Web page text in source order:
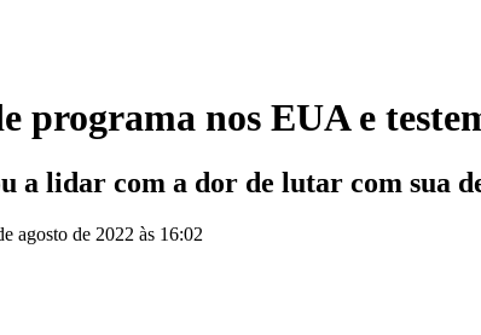
nos EUA e
a lidar com a dor de lutar com sua
agosto de 2022 às 16:02